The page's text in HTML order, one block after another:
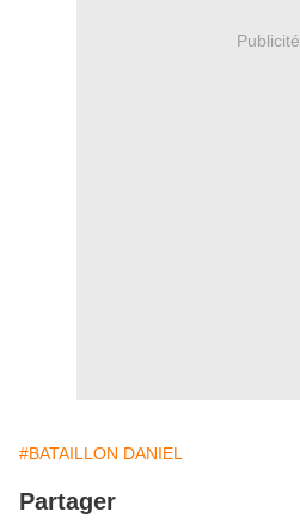
Publicité
#BATAILLON DANIEL
Partager